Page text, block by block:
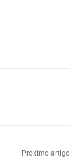
Próximo artigo